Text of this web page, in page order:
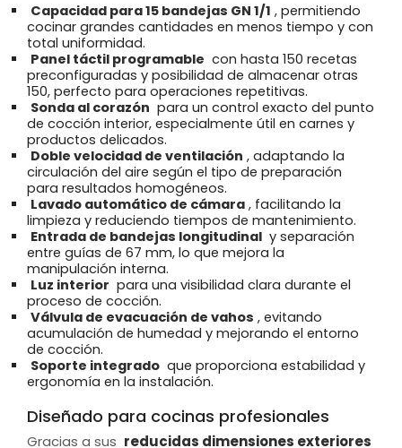
Capacidad para 15 bandejas GN 1/1 , permitiendo
cocinar grandes cantidades en menos tiempo y con
total uniformidad.
Panel táctil programable con hasta 150 recetas
preconfiguradas y posibilidad de almacenar otras
150, perfecto para operaciones repetitivas.
Sonda al corazón para un control exacto del punto
de cocción interior, especialmente útil en carnes y
productos delicados.
Doble velocidad de ventilación , adaptando la
circulación del aire según el tipo de preparación
para resultados homogéneos.
Lavado automático de cámara , facilitando la
limpieza y reduciendo tiempos de mantenimiento.
Entrada de bandejas longitudinal y separación
entre guías de 67 mm, lo que mejora la
manipulación interna.
Luz interior para una visibilidad clara durante el
proceso de cocción.
Válvula de evacuación de vahos , evitando
acumulación de humedad y mejorando el entorno
de cocción.
Soporte integrado que proporciona estabilidad y
ergonomía en la instalación.
Diseñado para cocinas profesionales
Gracias a sus reducidas dimensiones exteriores